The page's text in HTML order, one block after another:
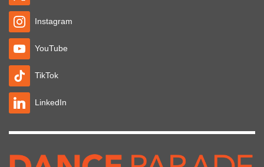
Instagram
YouTube
TikTok
LinkedIn